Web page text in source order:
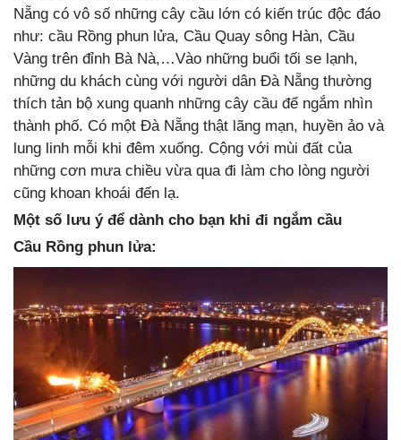
Nẵng có vô số những cây cầu lớn có kiến trúc độc đáo
như: cầu Rồng phun lửa, Cầu Quay sông Hàn, Cầu
Vàng trên đỉnh Bà Nà,…Vào những buổi tối se lạnh,
những du khách cùng với người dân Đà Nẵng thường
thích tản bộ xung quanh những cây cầu để ngắm nhìn
thành phố. Có một Đà Nẵng thật lãng mạn, huyền ảo và
lung linh mỗi khi đêm xuống. Cộng với mùi đất của
những cơn mưa chiều vừa qua đi làm cho lòng người
cũng khoan khoái đến lạ.
Một số lưu ý để dành cho bạn khi đi ngắm cầu
Cầu Rồng phun lửa: